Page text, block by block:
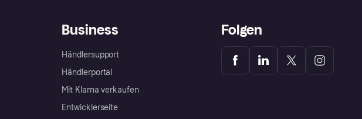
Business
Händlersupport
Händlerportal
Mit Klarna verkaufen
Entwicklerseite
Folgen